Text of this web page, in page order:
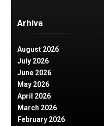
Arhiva
August 2026
July 2026
June 2026
May 2026
April 2026
March 2026
February 2026